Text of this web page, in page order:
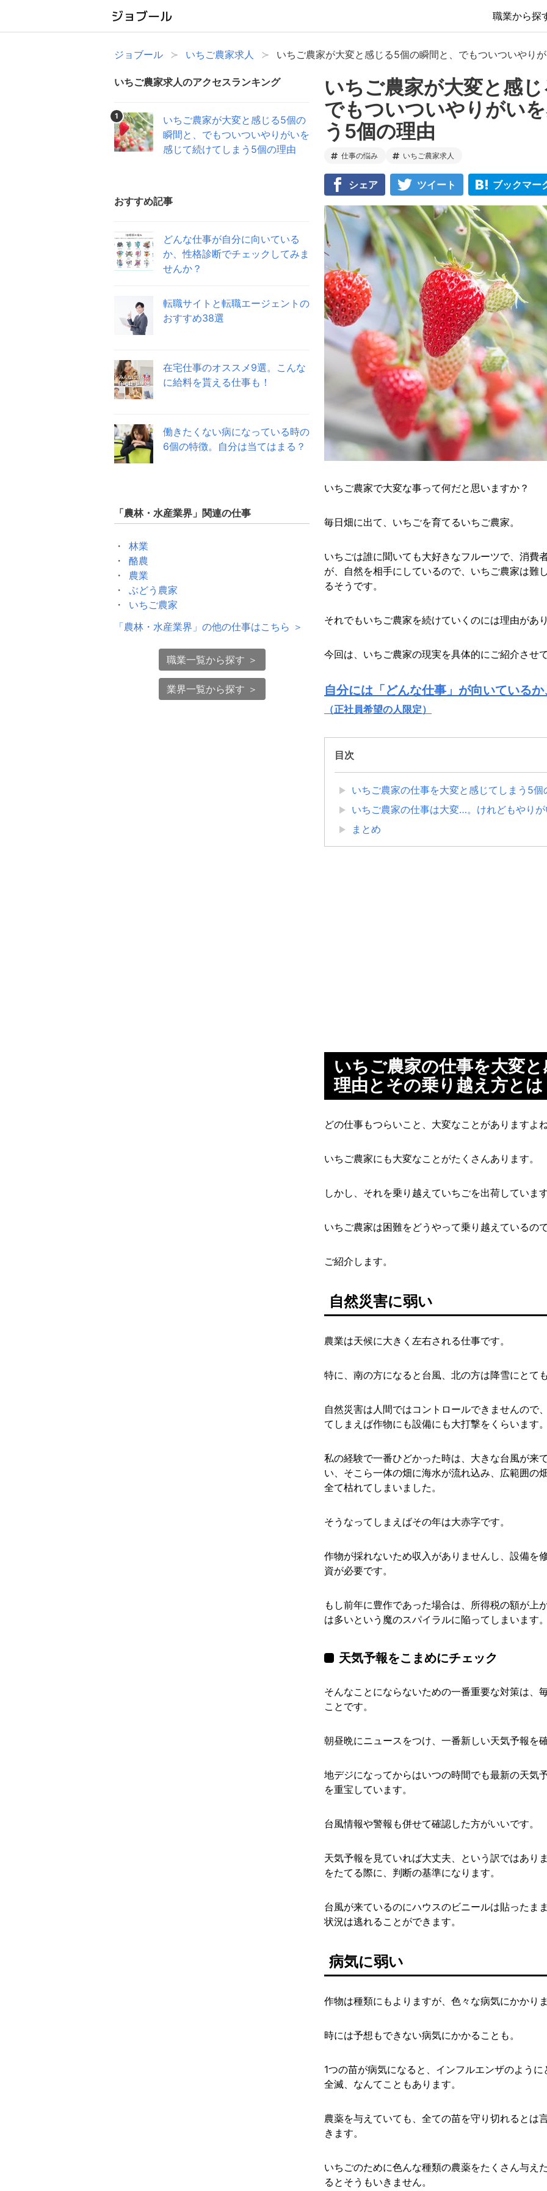
職業から探
ジョブール いちご農家求人 いちご農家が大変と感じる5個の瞬間と、でもついついやり
いちご農家求人のアクセスランキング
1
いちご農家が大変と感じる5個の
瞬間と、でもついついやりがいを
感じて続けてしまう5個の理由
おすすめ記事
どんな仕事が自分に向いている
か、性格診断でチェックしてみま
せんか？
転職サイトと転職エージェントの
おすすめ38選
在宅仕事のオススメ9選。こんな
に給料を貰える仕事も！
働きたくない病になっている時の
6個の特徴。自分は当てはまる？
「農林・水産業界 」関連の仕事
林業
酪農
農業
ぶどう農家
いちご農家
「農林・水産業界 」の他の仕事はこちら ＞
職業一覧から探す ＞
業界一覧から探す ＞
いちご農家が大変と感じ
でもついついやりがい
う5個の理由
仕事の悩み いちご農家求人
シェア ツイート ブックマー
いちご農家で大変な事って何だと思いますか？
毎日畑に出て、いちごを育てるいちご農家。
いちごは誰に聞いても大好きなフルーツで、消費
が、自然を相手にしているので、いちご農家は難
るそうです。
それでもいちご農家を続けていくのには理由があり
今回は、いちご農家の現実を具体的にご紹介させ
自分には「どんな仕事」が向いている
（正社員希望の人限定）
目次
いちご農家の仕事を大変と感じてしまう5
いちご農家の仕事は大変…。けれどもやり
まとめ
いちご農家の仕事を大変
理由とその乗り越え方とは
どの仕事もつらいこと、大変なことがありますよね
いちご農家にも大変なことがたくさんあります。
しかし、それを乗り越えていちごを出荷しています
いちご農家は困難をどうやって乗り越えているので
ご紹介します。
自然災害に弱い
農業は天候に大きく左右される仕事です。
特に、南の方になると台風、北の方は降雪にとて
自然災害は人間ではコントロールできませんので
てしまえば作物にも設備にも大打撃をくらいます。
私の経験で一番ひどかった時は、大きな台風が来
い、そこら一体の畑に海水が流れ込み、広範囲の
全て枯れてしまいました。
そうなってしまえばその年は大赤字です。
作物が採れないため収入がありませんし、設備を
資が必要です。
もし前年に豊作であった場合は、所得税の額が上
は多いという魔のスパイラルに陥ってしまいます。
天気予報をこまめにチェック
そんなことにならないための一番重要な対策は、
ことです。
朝昼晩にニュースをつけ、一番新しい天気予報を
地デジになってからはいつの時間でも最新の天気
を重宝しています。
台風情報や警報も併せて確認した方がいいです。
天気予報を見ていれば大丈夫、という訳ではあり
をたてる際に、判断の基準になります。
台風が来ているのにハウスのビニールは貼ったま
状況は逃れることができます。
病気に弱い
作物は種類にもよりますが、色々な病気にかかりま
時には予想もできない病気にかかることも。
1つの苗が病気になると、インフルエンザのよう
全滅、なんてこともあります。
農薬を与えていても、全ての苗を守り切れるとは
きます。
いちごのために色んな種類の農薬をたくさん与え
るとそうもいきません。